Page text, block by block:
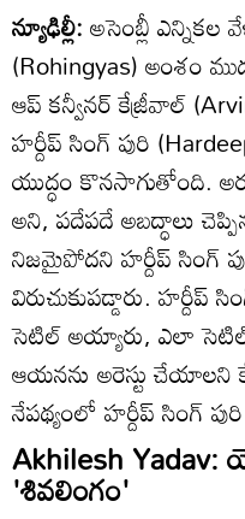
న్యూఢిల్లీ:అసెంబ్లీ
(Rohingyas) అంశం
ఆప్ కన్వీనర్ కేజ్రీవాల్
హర్దీప్ సింగ్ పురి
యుద్ధం కొనసాగుతోంది.
అని, పదేపదే అబద్ధాలు
నిజమైపోదని హర్దీప్ సింగ్
విరుచుకుపడ్డారు. హర్దీప్
సెటిల్ అయ్యారు, ఎలా
ఆయనను అరెస్టు
నేపథ్యంలో హర్దీప్ సింగ్
Akhilesh
'శివలింగం'